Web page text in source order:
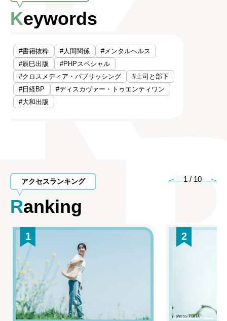
Keywords
#書籍抜粋 #人間関係
#メンタルヘルス
#辰巳出版
#PHPスペシャル
#クロスメディア・パブリッシング
#上司と部下
#日経BP
#ディスカヴァー・トゥエンティワン
#大和出版
アクセスランキング
Ranking
1 / 10
1 2